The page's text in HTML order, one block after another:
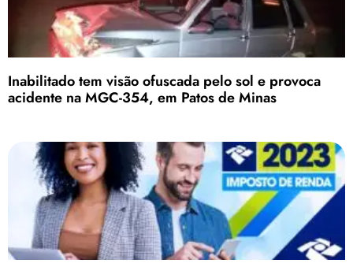
Inabilitado tem visão ofuscada pelo sol e provoca
acidente na MGC-354, em Patos de Minas